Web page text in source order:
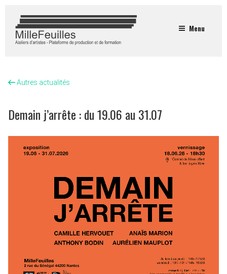
Menu
Autres actualités
Demain j’arrête : du 19.06 au 31.07